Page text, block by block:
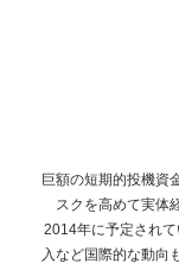
巨額の短期的投機資
スクを高めて実体
2014年に予定され
入など国際的な動向